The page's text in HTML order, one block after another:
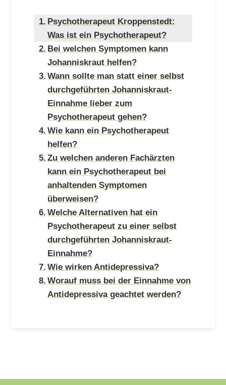
Psychotherapeut Kroppenstedt:
Was ist ein Psychotherapeut?
Bei welchen Symptomen kann
Johanniskraut helfen?
Wann sollte man statt einer selbst
durchgeführten Johanniskraut-
Einnahme lieber zum
Psychotherapeut gehen?
Wie kann ein Psychotherapeut
helfen?
Zu welchen anderen Fachärzten
kann ein Psychotherapeut bei
anhaltenden Symptomen
überweisen?
Welche Alternativen hat ein
Psychotherapeut zu einer selbst
durchgeführten Johanniskraut-
Einnahme?
Wie wirken Antidepressiva?
Worauf muss bei der Einnahme von
Antidepressiva geachtet werden?